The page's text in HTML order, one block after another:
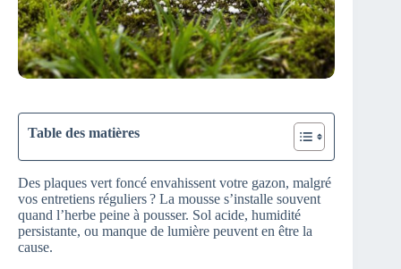
Table des matières
Des plaques vert foncé envahissent votre gazon, malgré
vos entretiens réguliers ? La mousse s’installe souvent
quand l’herbe peine à pousser. Sol acide, humidité
persistante, ou manque de lumière peuvent en être la
cause.